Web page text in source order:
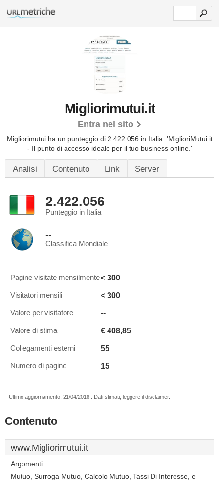
Migliorimutui.it
Entra nel sito
Migliorimutui ha un punteggio di 2.422.056 in Italia. 'MiglioriMutui.it
- Il punto di accesso ideale per il tuo business online.'
Analisi Contenuto Link Server
2.422.056
Punteggio in Italia
--
Classifica Mondiale
Pagine visitate mensilmente< 300
Visitatori mensili < 300
Valore per visitatore --
Valore di stima € 408,85
Collegamenti esterni 55
Numero di pagine 15
Ultimo aggiornamento: 21/04/2018 . Dati stimati, leggere il disclaimer.
Contenuto
www.Migliorimutui.it
Argomenti:
Mutuo, Surroga Mutuo, Calcolo Mutuo, Tassi Di Interesse, e